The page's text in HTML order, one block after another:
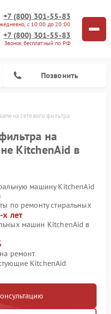
+7 (800) 301-55-83
с 10:00 до 20:00
+7 (800) 301-55-83
Звонок бесплатный по РФ
Позвонить
сетевого фильтра
на
KitchenAid в
машину KitchenAid
по ремонту стиральных
лет
машин KitchenAid в
ремонт
KitchenAid